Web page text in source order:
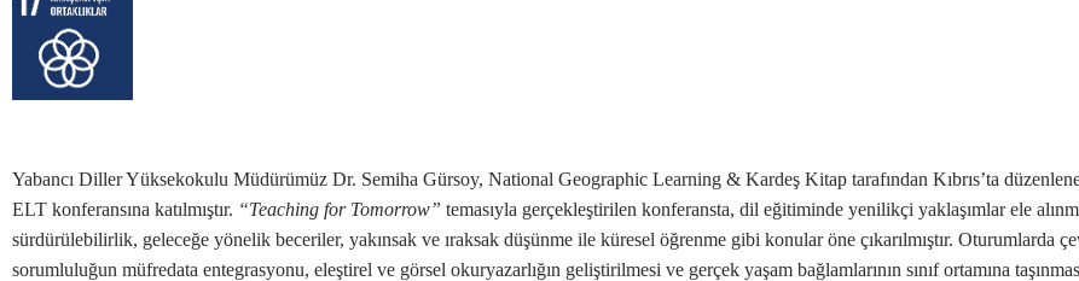
Yabancı Diller Yüksekokulu Müdürümüz Dr. Semiha Gürsoy, National Geographic Learning & Kardeş Kitap tarafından Kıbrıs’ta
ELT konferansına katılmıştır. “Teaching for Tomorrow” temasıyla gerçekleştirilen konferansta, dil eğitiminde yenilikçi yaklaşımlar ele
sürdürülebilirlik, geleceğe yönelik beceriler, yakınsak ve ıraksak düşünme ile küresel öğrenme gibi konular öne çıkarılmıştır. Oturumlarda
sorumluluğun müfredata entegrasyonu, eleştirel ve görsel okuryazarlığın geliştirilmesi ve gerçek yaşam bağlamlarının sınıf ortamına